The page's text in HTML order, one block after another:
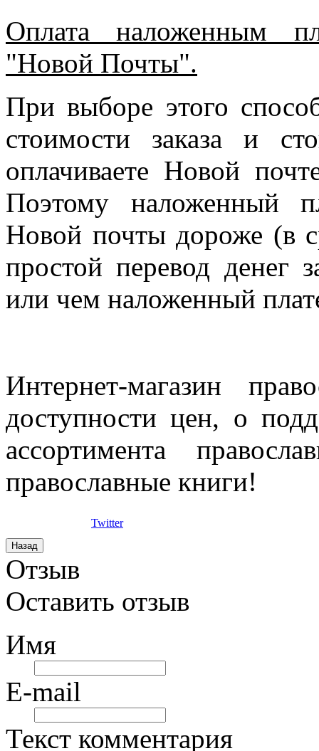
Оплата наложенным
"Новой Почты".
При выборе этого
стоимости заказа и
оплачиваете Новой
Поэтому наложенный
Новой почты дороже (в
простой перевод денег
или чем наложенный
Интернет-магазин
доступности цен, о
ассортимента
православные книги!
Twitter
Отзыв
Оставить отзыв
Имя
E-mail
Текст комментария